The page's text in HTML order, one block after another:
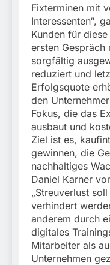
Fixterminen mit
Interessenten“,
Kunden für
ersten Gespräch
sorgfältig
reduziert und
Erfolgsquote
den
Fokus, die das
ausbaut und
Ziel ist es,
gewinnen, die
nachhaltiges
Daniel Karner
„Streuverlust
verhindert
anderem durch
digitales
Mitarbeiter als
Unternehmen